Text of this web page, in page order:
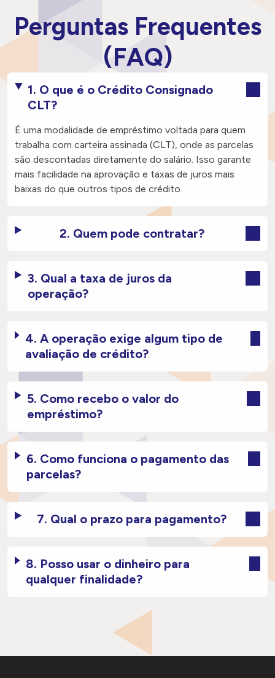
PerguntasFrequentes
(FAQ)
1. O que é o Crédito Consignado
CLT?
É uma modalidade de empréstimo voltada para quem
trabalha com carteira assinada (CLT), onde as parcelas
são descontadas diretamente do salário. Isso garante
mais facilidade na aprovação e taxas de juros mais
baixas do que outros tipos de crédito.
2. Quem pode contratar?
3. Qual a taxa de juros da
operação?
4. A operação exige algum tipo de
avaliação de crédito?
5. Como recebo o valor do
empréstimo?
6. Como funciona o pagamento das
parcelas?
7. Qual o prazo para pagamento?
8. Posso usar o dinheiro para
qualquer finalidade?